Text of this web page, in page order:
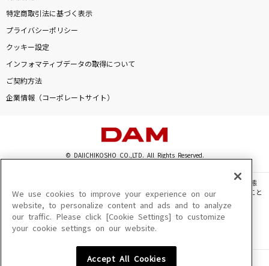
特定商取引法に基づく表示
プライバシーポリシー
クッキー設定
インフォマティブデータの取得について
ご契約方法
企業情報（コーポレートサイト）
© DAIICHIKOSHO CO.,LTD. All Rights Reserved.
このサイトに掲載されている一切の文章・画像・写真・動画・音声等を、手段や形態
を問わず、著作権法の定める範囲を超えて無断で複製、転載、ファイル化などすること
を禁じます。
楽曲及びコンテンツは、機種によりご利用いただけない場合があります。
楽曲及びコンテンツの配信日、配信内容が変更になる場合があります。
We use cookies to improve your experience on our
website, to personalize content and ads and to analyze
our traffic. Please click [Cookie Settings] to customize
your cookie settings on our website.
Accept All Cookies